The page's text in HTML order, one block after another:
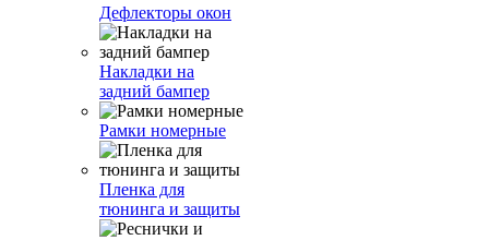
Дефлекторы окон
Накладки на
задний бампер
Рамки номерные
Пленка для
тюнинга и защиты